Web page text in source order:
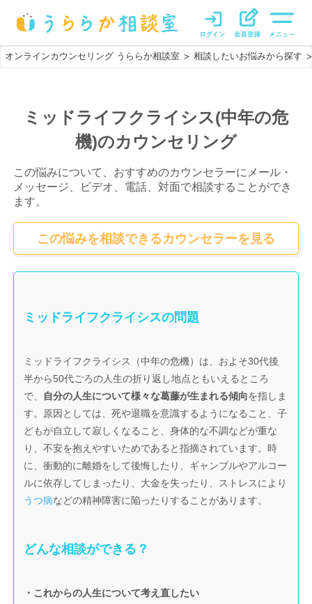
オンラインカウンセリング うららか相談室 > 相談したいお悩みから探す >
ミッドライフクライシス(中年の危
機)のカウンセリング
この悩みについて、おすすめのカウンセラーにメール・
メッセージ、ビデオ、電話、対面で相談することができ
ます。
この悩みを相談できるカウンセラーを見る
ミッドライフクライシスの問題
ミッドライフクライシス（中年の危機）は、およそ30代後
半から50代ごろの人生の折り返し地点ともいえるところ
で、 自分の人生について様々な葛藤が生まれる傾向を指しま
す。原因としては、死や退職を意識するようになること、子
どもが自立して寂しくなること、身体的な不調などが重な
り、不安を抱えやすいためであると指摘されています。時
に、衝動的に離婚をして後悔したり、ギャンブルやアルコー
ルに依存してしまったり、大金を失ったり、ストレスにより
うつ病などの精神障害に陥ったりすることがあります。
どんな相談ができる？
・これからの人生について考え直したい